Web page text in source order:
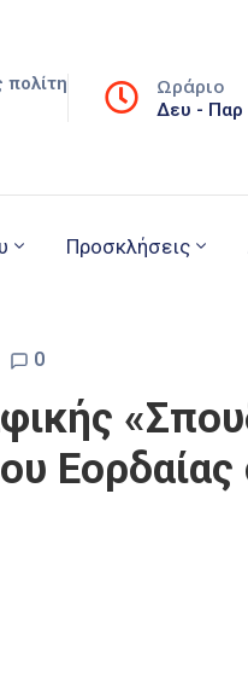
Ωράριο
Δευ - Παρ
Προσκλήσεις
0